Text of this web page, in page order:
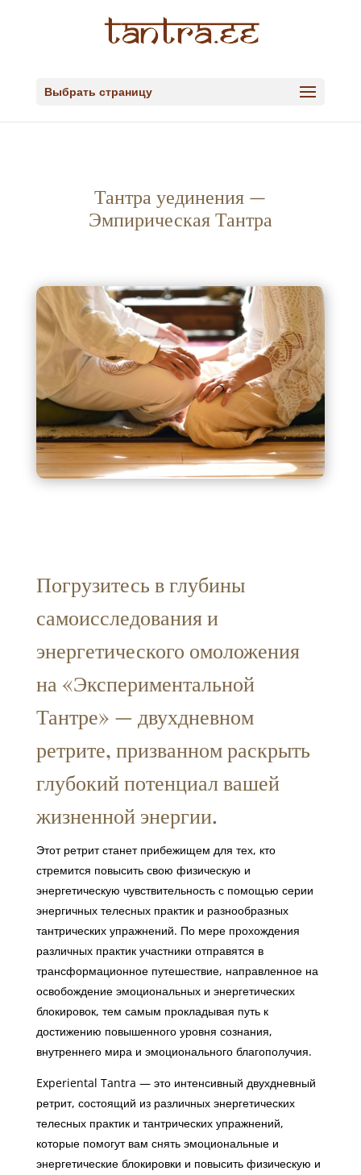
Выбрать страницу
Тантра уединения —
Эмпирическая Тантра
Погрузитесь в глубины
самоисследования и
энергетического омоложения
на «Экспериментальной
Тантре» — двухдневном
ретрите, призванном раскрыть
глубокий потенциал вашей
жизненной энергии.
Этот ретрит станет прибежищем для тех, кто
стремится повысить свою физическую и
энергетическую чувствительность с помощью серии
энергичных телесных практик и разнообразных
тантрических упражнений. По мере прохождения
различных практик участники отправятся в
трансформационное путешествие, направленное на
освобождение эмоциональных и энергетических
блокировок, тем самым прокладывая путь к
достижению повышенного уровня сознания,
внутреннего мира и эмоционального благополучия.
Experiental Tantra — это интенсивный двухдневный
ретрит, состоящий из различных энергетических
телесных практик и тантрических упражнений,
которые помогут вам снять эмоциональные и
энергетические блокировки и повысить физическую и